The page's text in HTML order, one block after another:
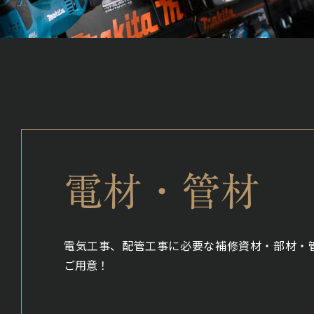
電材・管材
電気工事、配管工事に必要な補修資材・部材・
ご用意！